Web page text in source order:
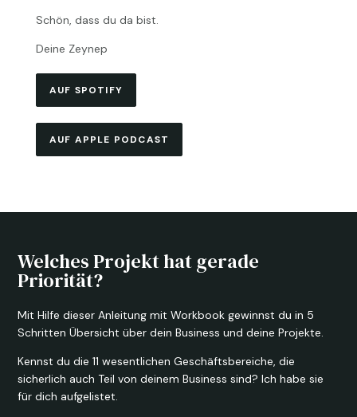
Schön, dass du da bist.
Deine Zeynep
AUF SPOTIFY
AUF APPLE PODCAST
Welches Projekt hat gerade
Priorität?
Mit Hilfe dieser Anleitung mit Workbook gewinnst du in 5
Schritten Übersicht über dein Business und deine Projekte.
Kennst du die 11 wesentlichen Geschäftsbereiche, die
sicherlich auch Teil von deinem Business sind? Ich habe sie
für dich aufgelistet.